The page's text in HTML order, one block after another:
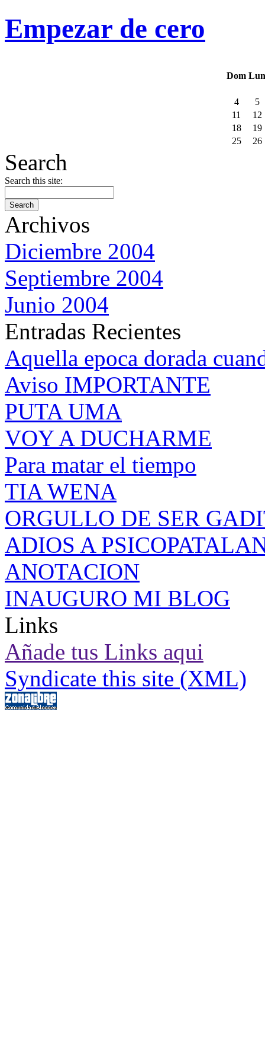
Empezar de cero
Dom Lun
4
5
11
12
18
19
25
26
Search
Search this site:
Archivos
Diciembre 2004
Septiembre 2004
Junio 2004
Entradas Recientes
Aquella epoca dorada
Aviso IMPORTANTE
PUTA UMA
VOY A DUCHARME
Para matar el tiempo
TIA WENA
ORGULLO DE SER
ADIOS A
ANOTACION
INAUGURO MI BLOG
Links
Añade tus Links aqui
Syndicate this site (XML)